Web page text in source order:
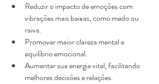
Reduzir o impacto de emoções com
vibrações mais baixas, como medo ou
raiva.
Promover maior clareza mental e
equilíbrio emocional.
Aumentar sua energia vital, facilitando
melhores decisões e relações.